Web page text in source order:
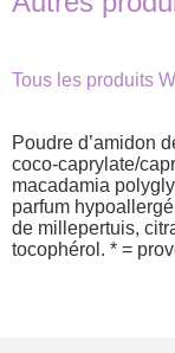
Tous les produits
Poudre d’amidon
coco-caprylate/
macadamia
parfum
de millepertuis,
tocophérol. * =